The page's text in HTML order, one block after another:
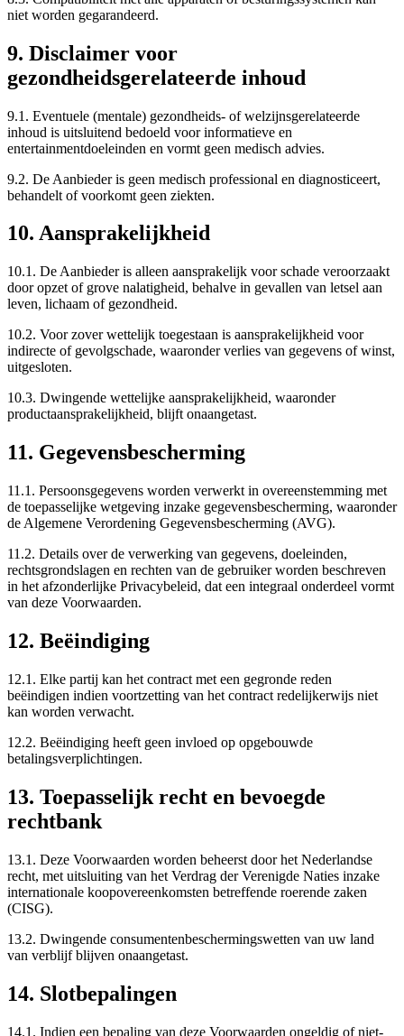
niet worden gegarandeerd.
9. Disclaimer voor
gezondheidsgerelateerde inhoud
9.1. Eventuele (mentale) gezondheids- of welzijnsgerelateerde
inhoud is uitsluitend bedoeld voor informatieve en
entertainmentdoeleinden en vormt geen medisch advies.
9.2. De Aanbieder is geen medisch professional en diagnosticeert,
behandelt of voorkomt geen ziekten.
10. Aansprakelijkheid
10.1. De Aanbieder is alleen aansprakelijk voor schade veroorzaakt
door opzet of grove nalatigheid, behalve in gevallen van letsel aan
leven, lichaam of gezondheid.
10.2. Voor zover wettelijk toegestaan is aansprakelijkheid voor
indirecte of gevolgschade, waaronder verlies van gegevens of winst,
uitgesloten.
10.3. Dwingende wettelijke aansprakelijkheid, waaronder
productaansprakelijkheid, blijft onaangetast.
11. Gegevensbescherming
11.1. Persoonsgegevens worden verwerkt in overeenstemming met
de toepasselijke wetgeving inzake gegevensbescherming, waaronder
de Algemene Verordening Gegevensbescherming (AVG).
11.2. Details over de verwerking van gegevens, doeleinden,
rechtsgrondslagen en rechten van de gebruiker worden beschreven
in het afzonderlijke Privacybeleid, dat een integraal onderdeel vormt
van deze Voorwaarden.
12. Beëindiging
12.1. Elke partij kan het contract met een gegronde reden
beëindigen indien voortzetting van het contract redelijkerwijs niet
kan worden verwacht.
12.2. Beëindiging heeft geen invloed op opgebouwde
betalingsverplichtingen.
13. Toepasselijk recht en bevoegde
rechtbank
13.1. Deze Voorwaarden worden beheerst door het Nederlandse
recht, met uitsluiting van het Verdrag der Verenigde Naties inzake
internationale koopovereenkomsten betreffende roerende zaken
(CISG).
13.2. Dwingende consumentenbeschermingswetten van uw land
van verblijf blijven onaangetast.
14. Slotbepalingen
14.1. Indien een bepaling van deze Voorwaarden ongeldig of niet-